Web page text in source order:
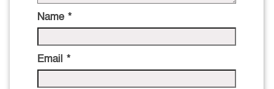
Name *
Email *